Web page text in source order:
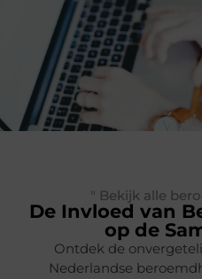
" Bekijk alle
De Invloed van
op de
Ontdek de
Nederlandse